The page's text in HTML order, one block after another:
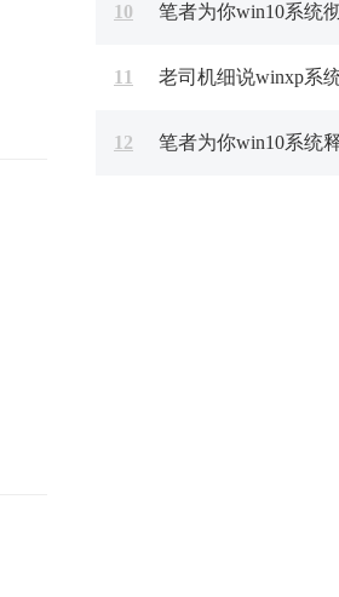
10 笔者为你win10系统彻底删除
11 老司机细说winxp系统下自定义打
12 笔者为你win10系统释放